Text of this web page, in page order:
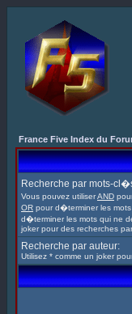
France Five Index du
Recherche par mots-
Vous pouvez utiliserAND
OR pour d�terminer les
d�terminer les mots qui ne
joker pour des recherches
Recherche par auteur:
Utilisez * comme un joker